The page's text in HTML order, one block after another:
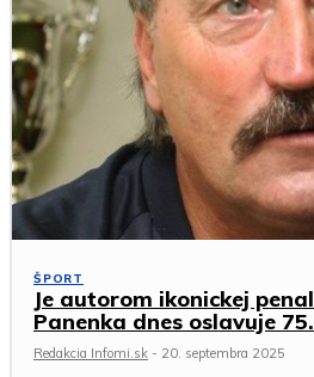
ŠPORT
Je autorom ikonickej
Panenka dnes oslavuje
Redakcia Infomi.sk - 20. septembra 2025